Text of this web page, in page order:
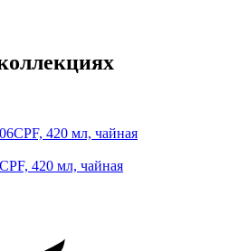
420 мл, чайная